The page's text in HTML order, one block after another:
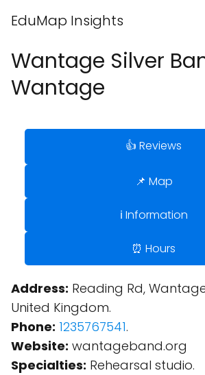
EduMap Insights
Wantage Silver
Wantage
👍 Reviews
📌 Map
ℹ️ Information
⏰ Hours
Address: Reading Rd, Wantage
United Kingdom.
Phone: 1235767541.
Website: wantageband.org
Specialties: Rehearsal studio.